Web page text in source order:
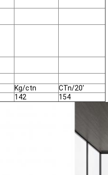
Kg/ctn
CTn/20'
142 154